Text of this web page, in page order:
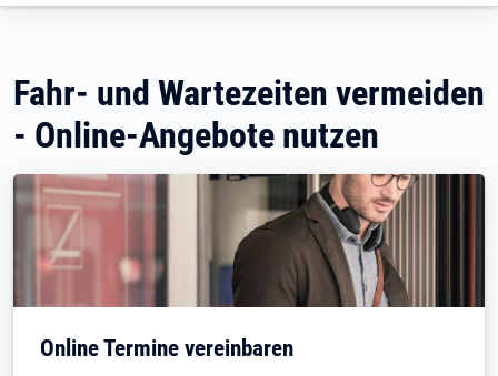
Fahr- und Wartezeiten vermeiden
- Online-Angebote nutzen
Online Termine vereinbaren